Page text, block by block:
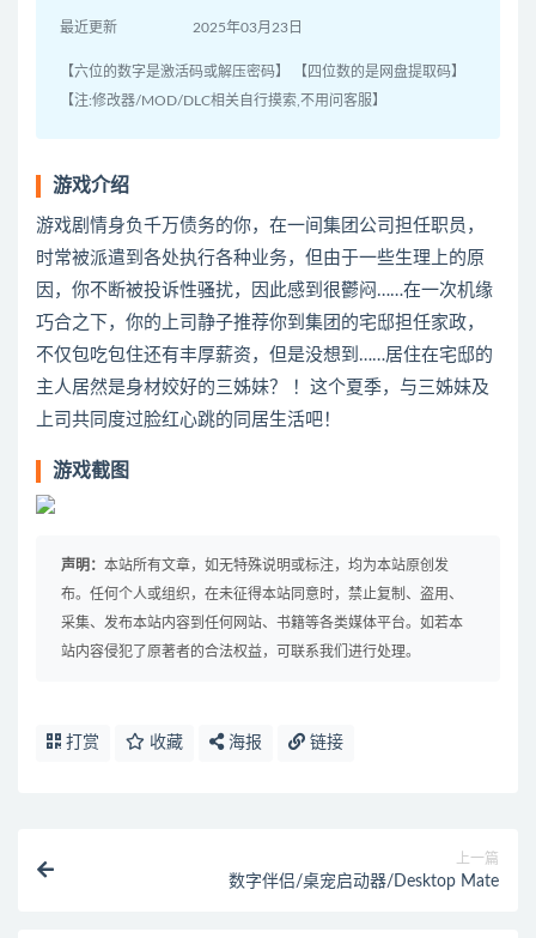
最近更新 2025年03月23日
【六位的数字是激活码或解压密码】 【四位数的是网盘提取码】
【注:修改器/MOD/DLC相关自行摸索,不用问客服】
游戏介绍
游戏剧情身负千万债务的你，在一间集团公司担任职员，
时常被派遣到各处执行各种业务，但由于一些生理上的原
因，你不断被投诉性骚扰，因此感到很鬱闷……在一次机缘
巧合之下，你的上司静子推荐你到集团的宅邸担任家政，
不仅包吃包住还有丰厚薪资，但是没想到……居住在宅邸的
主人居然是身材姣好的三姊妹？ ！这个夏季，与三姊妹及
上司共同度过脸红心跳的同居生活吧！
游戏截图
声明： 本站所有文章，如无特殊说明或标注，均为本站原创发
布。任何个人或组织，在未征得本站同意时，禁止复制、盗用、
采集、发布本站内容到任何网站、书籍等各类媒体平台。如若本
站内容侵犯了原著者的合法权益，可联系我们进行处理。
打赏 收藏 海报 链接
上一篇
数字伴侣/桌宠启动器/Desktop Mate